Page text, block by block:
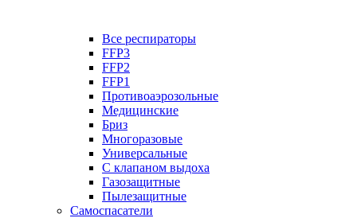
Все респираторы
FFP3
FFP2
FFP1
Противоаэрозольные
Медицинские
Бриз
Многоразовые
Универсальные
С клапаном выдоха
Газозащитные
Пылезащитные
Самоспасатели